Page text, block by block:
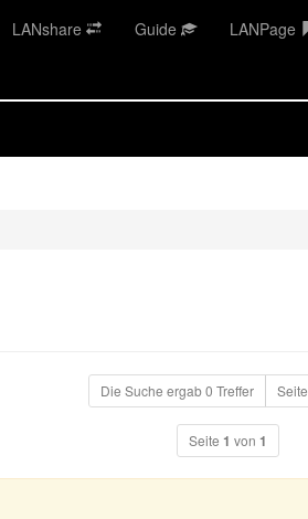
LANshare Guide LANPage
Die Suche ergab 0 Treffer Seite
Seite 1 von 1